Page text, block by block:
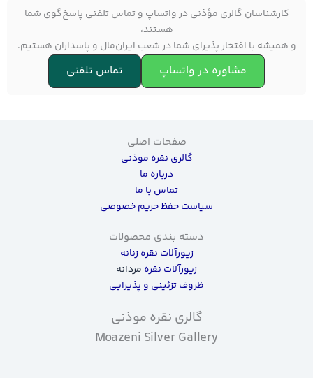
کارشناسان گالری مؤذنی در واتساپ و تماس تلفنی پاسخ‌گوی شما
هستند،
و همیشه با افتخار پذیرای شما در شعب ایران‌مال و پاسداران هستیم.
مشاوره در واتساپ تماس تلفنی
صفحات اصلی
گالری نقره موذنی
درباره ما
تماس با ما
سیاست حفظ حریم خصوصی
دسته بندی محصولات
زیورآلات نقره زنانه
زیورآلات نقره مردانه
ظروف تزئینی و پذیرایی
گالری نقره موذنی
Moazeni Silver Gallery